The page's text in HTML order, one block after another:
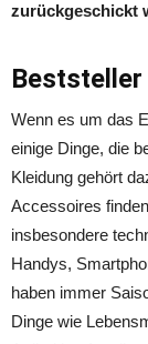
zurückgeschickt
Wenn es um das
einige Dinge, die
Kleidung gehört
Accessoires
insbesondere
Handys,
haben immer
Dinge wie